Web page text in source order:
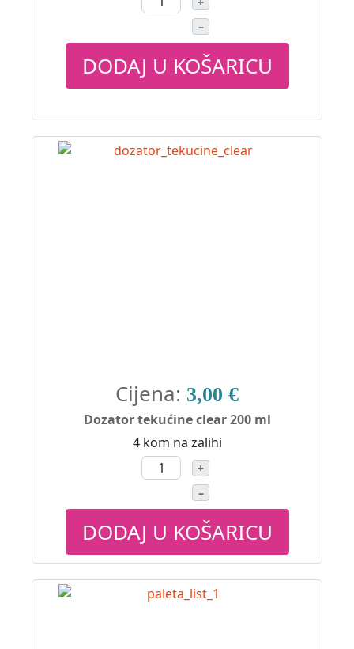
–
DODAJ U KOŠARICU
Cijena: 3,00 €
Dozator tekućine clear 200 ml
4 kom na zalihi
+
–
DODAJ U KOŠARICU